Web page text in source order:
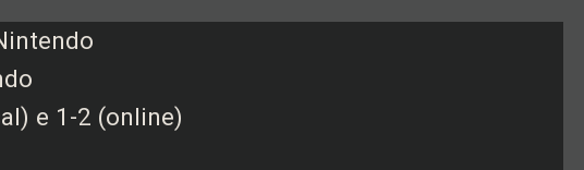
e 1-2 (online)